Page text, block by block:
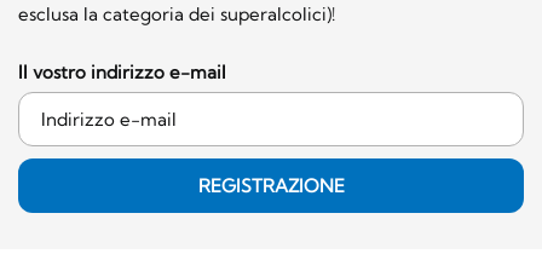
esclusa la categoria dei superalcolici)!
Il vostro indirizzo e-mail
REGISTRAZIONE